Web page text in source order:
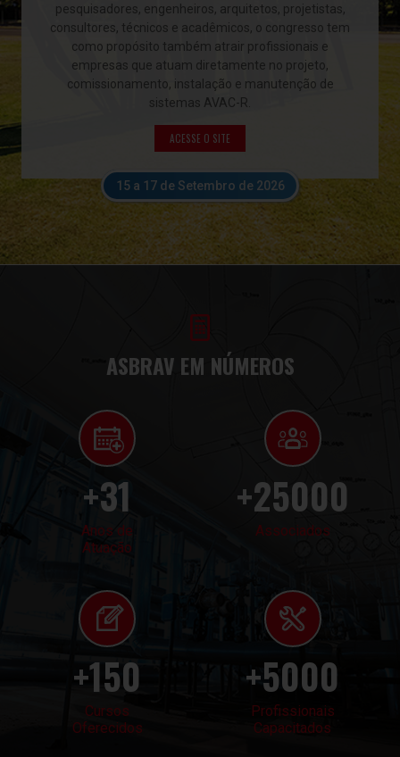
pesquisadores, engenheiros, arquitetos, projetistas,
consultores, técnicos e acadêmicos, o congresso tem
como propósito também atrair profissionais e
empresas que atuam diretamente no projeto,
comissionamento, instalação e manutenção de
sistemas AVAC-R.
ACESSE O SITE
15 a 17 de Setembro de 2026
ASBRAV EM NÚMEROS
31
Anos de
Atuação
25000
Associados
150
Cursos
Oferecidos
5000
Profissionais
Capacitados